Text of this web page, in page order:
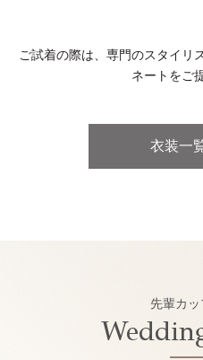
ご試着の際は、専門のスタイリ
ネートをご
衣装一
先輩カ